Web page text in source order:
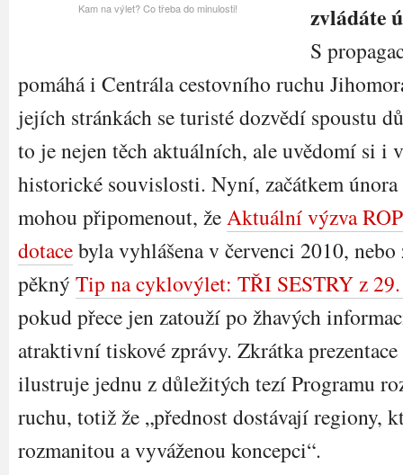
Kam na výlet? Co třeba do minulosti!
zvládáte
S
pomáhá i Centrála cestovního ruchu
jejích stránkách se turisté dozvědí spoustu
to je nejen těch aktuálních, ale uvědomí si i
historické souvislosti. Nyní, začátkem
mohou připomenout, žeAktuální výzva
dotacebyla vyhlášena v červenci 2010,
pěkný Tip na cyklovýlet: TŘI SESTRY z
pokud přece jen zatouží po žhavých
atraktivní tiskové zprávy. Zkrátka
ilustruje jednu z důležitých tezí Programu
ruchu, totiž že „přednost dostávají regiony,
rozmanitou a vyváženou koncepci“.